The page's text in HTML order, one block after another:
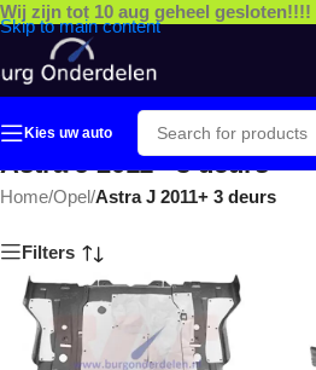
Skip to main content
Wij zijn tot 10 aug geheel gesloten!!!!
Kies uw auto
Astra J 2011+ 3 deurs
Home/Opel/Astra J 2011+ 3 deurs
Filters